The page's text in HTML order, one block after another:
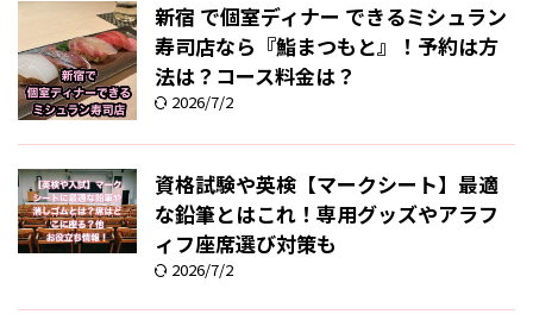
新宿 で個室ディナー できるミシュラン
寿司店なら『鮨まつもと』！予約は方
法は？コース料金は？
2026/7/2
資格試験や英検【マークシート】最適
な鉛筆とはこれ！専用グッズやアラフ
ィフ座席選び対策も
2026/7/2